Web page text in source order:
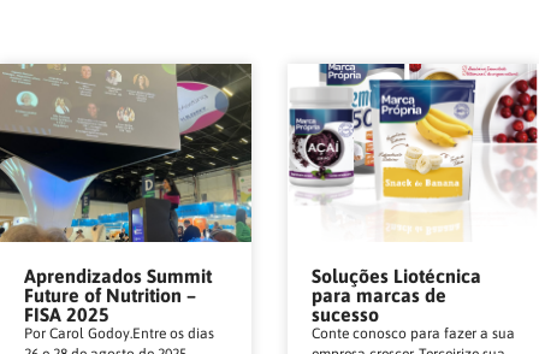
Aprendizados Summit
Future of Nutrition –
FISA 2025
Por Carol Godoy.Entre os dias
Soluções Liotécnica
para marcas de
sucesso
Conte conosco para fazer a sua